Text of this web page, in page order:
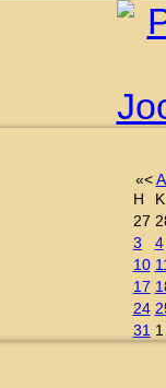
«<
H
K
27
3
4
10
17
24
31 1